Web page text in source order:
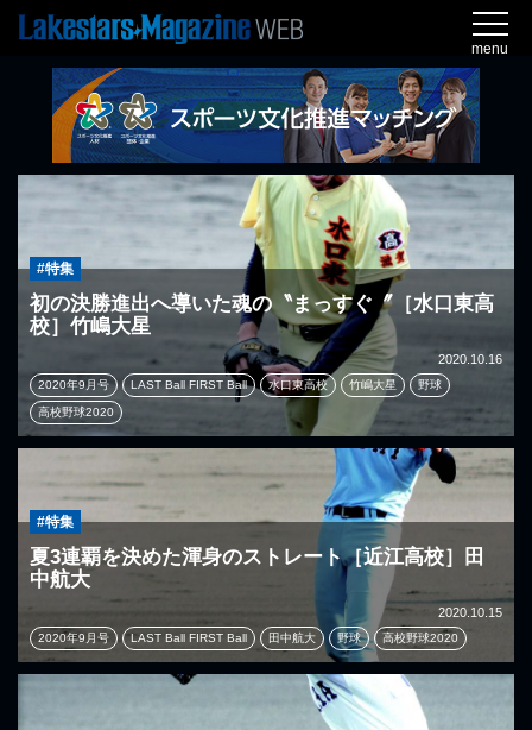
menu
#特集
初の決勝進出へ導いた魂の〝まっすぐ〞［水口東高
校］竹嶋大星
2020.10.16
2020年9月号 LAST Ball FIRST Ball 水口東高校 竹嶋大星 野球
高校野球2020
#特集
夏3連覇を決めた渾身のストレート［近江高校］田
中航大
2020.10.15
2020年9月号 LAST Ball FIRST Ball 田中航大 野球 高校野球2020